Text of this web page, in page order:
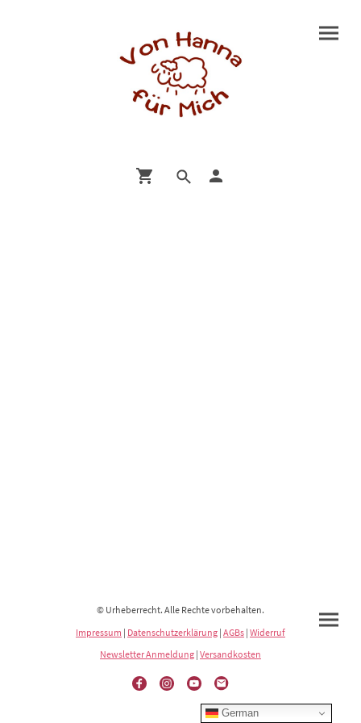
© Urheberrecht. Alle Rechte vorbehalten.
Impressum | Datenschutzerklärung | AGBs | Widerruf
Newsletter Anmeldung | Versandkosten
German